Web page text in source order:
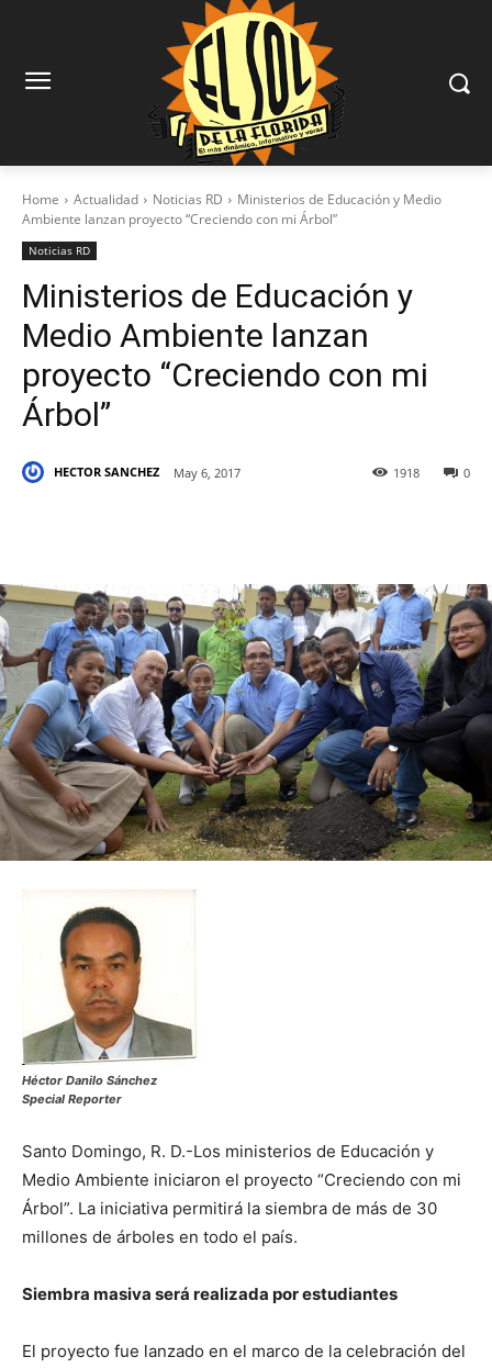
Home Actualidad Noticias RD
Ministerios de Educación y Medio
Ambiente lanzan proyecto “Creciendo con mi Árbol”
Noticias RD
Ministerios de Educación y
Medio Ambiente lanzan
proyecto “Creciendo con mi
Árbol”
HECTOR SANCHEZ May 6, 2017 0
1918
Héctor Danilo Sánchez
Special Reporter
Santo Domingo, R. D.-Los ministerios de Educación y
Medio Ambiente iniciaron el proyecto “Creciendo con mi
Árbol”. La iniciativa permitirá la siembra de más de 30
millones de árboles en todo el país.
Siembra masiva será realizada por estudiantes
El proyecto fue lanzado en el marco de la celebración del